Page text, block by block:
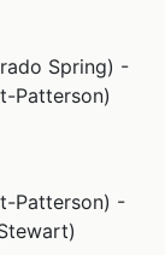
Spring) -
Patterson)
Patterson) -